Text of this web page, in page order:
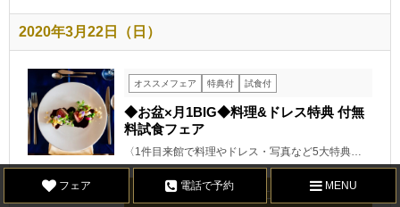
2020年3月22日（日）
オススメフェア 特典付 試食付
◆お盆×月1BIG◆料理&ドレス特典 付無
料試食フェア
〈1件目来館で料理やドレス・写真など5大特典…
フェア詳細はこちら
フェア 電話で予約 MENU